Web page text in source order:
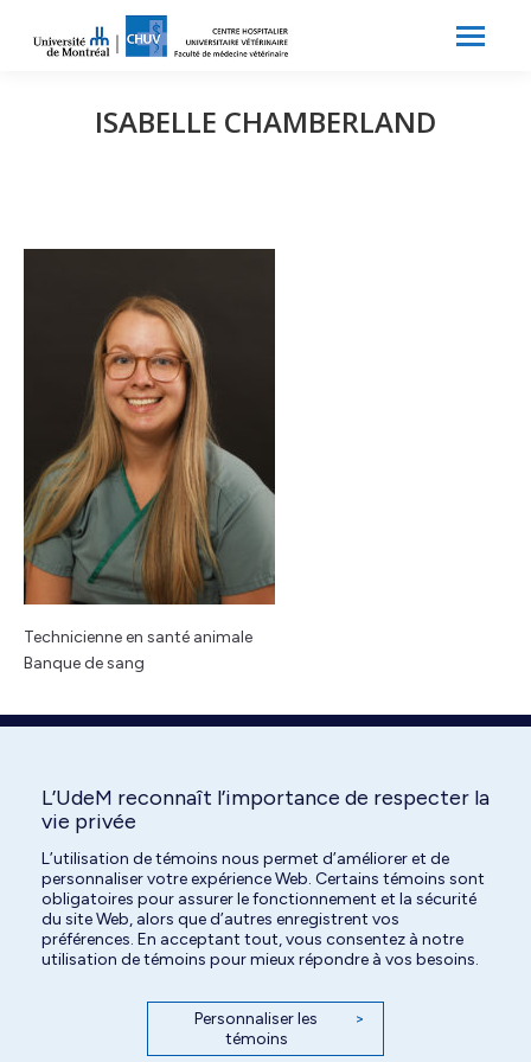
ISABELLE CHAMBERLAND
Technicienne en santé animale
Banque de sang
Search:
L’UdeM reconnaît l’importance de respecter la
vie privée
L’utilisation de témoins nous permet d’améliorer et de
personnaliser votre expérience Web. Certains témoins sont
obligatoires pour assurer le fonctionnement et la sécurité
du site Web, alors que d’autres enregistrent vos
préférences. En acceptant tout, vous consentez à notre
utilisation de témoins pour mieux répondre à vos besoins.
Personnaliser les
témoins
>